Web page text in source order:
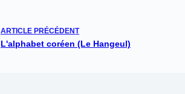
ARTICLE PRÉCÉDENT
L'alphabet coréen (Le Hangeul)